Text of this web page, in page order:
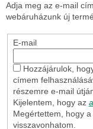
Adja meg az e-mail
webáruházunk új
E-mail
Hozzájárulok,
címem
részemre e-mail
Kijelentem, hogy az
Megértettem, hogy
visszavonhatom.